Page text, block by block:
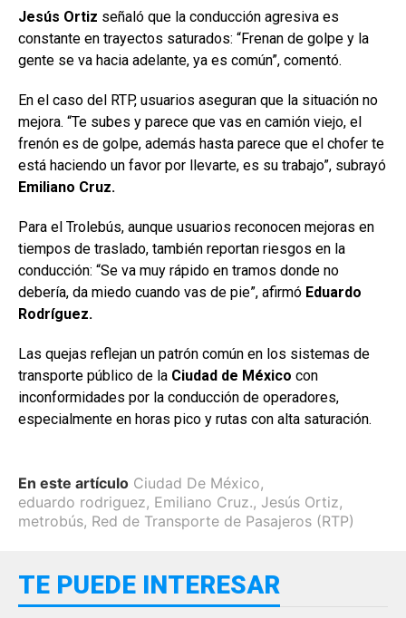
Jesús Ortiz señaló que la conducción agresiva es
constante en trayectos saturados: “Frenan de golpe y la
gente se va hacia adelante, ya es común”, comentó.
En el caso del RTP, usuarios aseguran que la situación no
mejora. “Te subes y parece que vas en camión viejo, el
frenón es de golpe, además hasta parece que el chofer te
está haciendo un favor por llevarte, es su trabajo”, subrayó
Emiliano Cruz.
Para el Trolebús, aunque usuarios reconocen mejoras en
tiempos de traslado, también reportan riesgos en la
conducción: “Se va muy rápido en tramos donde no
debería, da miedo cuando vas de pie”, afirmó Eduardo
Rodríguez.
Las quejas reflejan un patrón común en los sistemas de
transporte público de la Ciudad de México con
inconformidades por la conducción de operadores,
especialmente en horas pico y rutas con alta saturación.
En este artículo Ciudad De México,
eduardo rodriguez, Emiliano Cruz., Jesús Ortiz,
metrobús, Red de Transporte de Pasajeros (RTP)
TE PUEDE INTERESAR